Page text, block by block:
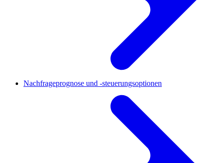
Nachfrageprognose und -steuerungsoptionen